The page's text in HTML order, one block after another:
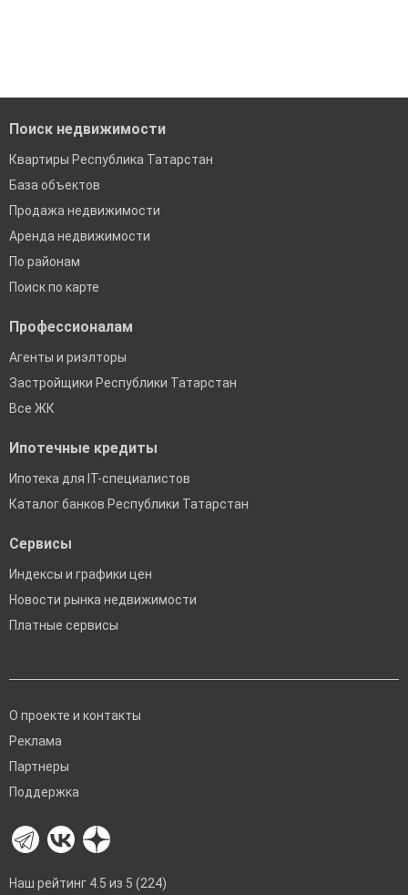
Поиск недвижимости
Квартиры Республика Татарстан
База объектов
Продажа недвижимости
Аренда недвижимости
По районам
Поиск по карте
Профессионалам
Агенты и риэлторы
Застройщики Республики Татарстан
Все ЖК
Ипотечные кредиты
Ипотека для IT-специалистов
Каталог банков Республики Татарстан
Сервисы
Индексы и графики цен
Новости рынка недвижимости
Платные сервисы
О проекте и контакты
Реклама
Партнеры
Поддержка
Наш рейтинг 4.5 из 5 (224)